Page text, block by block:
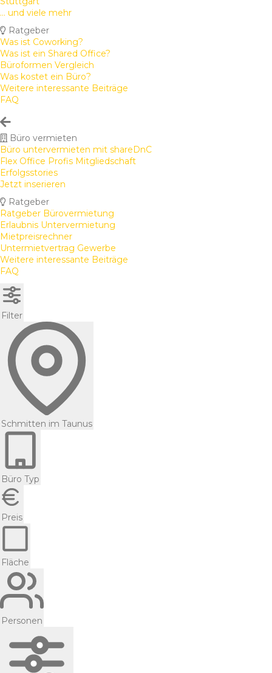
... und viele mehr
Ratgeber
Was ist Coworking?
Was ist ein Shared Office?
Büroformen Vergleich
Was kostet ein Büro?
Weitere interessante Beiträge
FAQ
Büro vermieten
Büro untervermieten mit shareDnC
Flex Office Profis Mitgliedschaft
Erfolgsstories
Jetzt inserieren
Ratgeber
Ratgeber Bürovermietung
Erlaubnis Untervermietung
Mietpreisrechner
Untermietvertrag Gewerbe
Weitere interessante Beiträge
FAQ
Filter
Schmitten im Taunus
Büro Typ
Preis
Fläche
Personen